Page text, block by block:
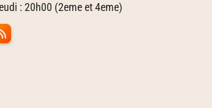
: 20h00 (2eme et 4eme)